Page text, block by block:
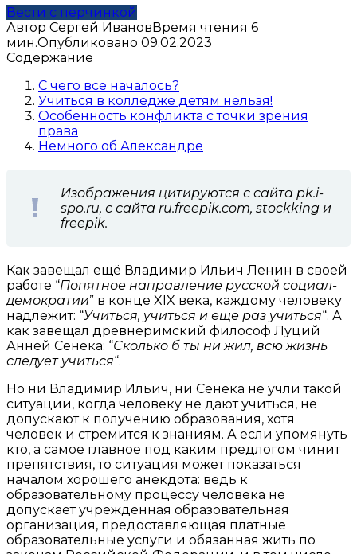
Вести с перчинкой
Автор Сергей ИвановВремя чтения 6
мин.Опубликовано 09.02.2023
Содержание
С чего все началось?
Учиться в колледже детям нельзя!
Особенность конфликта с точки зрения
права
Немного об Александре
Изображения цитируются с сайта pk.i-
spo.ru, с сайта ru.freepik.com, stockking и
freepik.
Как завещал ещё Владимир Ильич Ленин в своей
работе “Попятное направление русской социал-
демократии” в конце XIX века, каждому человеку
надлежит: “Учиться, учиться и еще раз учиться“. А
как завещал древнеримский философ Луций
Анней Сенека: “Сколько б ты ни жил, всю жизнь
следует учиться“.
Но ни Владимир Ильич, ни Сенека не учли такой
ситуации, когда человеку не дают учиться, не
допускают к получению образования, хотя
человек и стремится к знаниям. А если упомянуть
кто, а самое главное под каким предлогом чинит
препятствия, то ситуация может показаться
началом хорошего анекдота: ведь к
образовательному процессу человека не
допускает учрежденная образовательная
организация, предоставляющая платные
образовательные услуги и обязанная жить по